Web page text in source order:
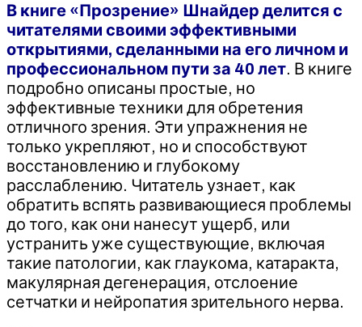
В книге «Прозрение» Шнайдер делится с
читателями своими эффективными
открытиями, сделанными на его личном и
профессиональном пути за 40 лет. В книге
подробно описаны простые, но
эффективные техники для обретения
отличного зрения. Эти упражнения не
только укрепляют, но и способствуют
восстановлению и глубокому
расслаблению. Читатель узнает, как
обратить вспять развивающиеся проблемы
до того, как они нанесут ущерб, или
устранить уже существующие, включая
такие патологии, как глаукома, катаракта,
макулярная дегенерация, отслоение
сетчатки и нейропатия зрительного нерва.